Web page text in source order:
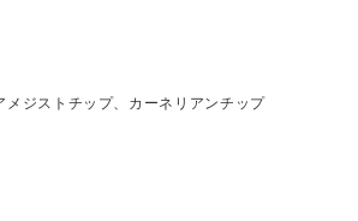
メジストチップ、カーネリアンチップ